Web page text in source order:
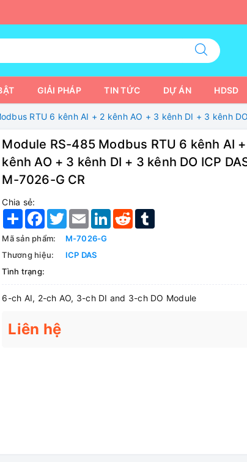
GIẢI PHÁP TIN TỨC DỰ ÁN HDSD
RTU 6 kênh AI + 2 kênh AO + 3 kênh DI + 3 kênh
Module RS-485 Modbus RTU 6 kênh AI
kênh AO + 3 kênh DI + 3 kênh DO ICP
M-7026-G CR
Chia sẻ:
Share Facebook
TwitterEmail LinkedIn
Reddit
Mã sản phẩm:
M-7026-G
Thương hiệu:
ICP DAS
Tình trạng:
6-ch AI, 2-ch AO, 3-ch DI and 3-ch DO Module
Liên hệ